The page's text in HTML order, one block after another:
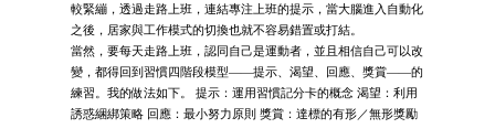
較緊繃，透過走路上班，連結專注上班的提示，當大腦進入自動化
之後，居家與工作模式的切換也就不容易錯置或打結。
當然，要每天走路上班，認同自己是運動者，並且相信自己可以改
變，都得回到習慣四階段模型——提示、渴望、回應、獎賞——的
練習。我的做法如下。 提示：運用習慣記分卡的概念 渴望：利用
誘惑綑綁策略 回應：最小努力原則 獎賞：達標的有形／無形獎勵